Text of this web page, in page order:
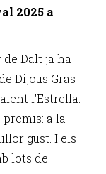
2025 a
Dalt ja ha
Dijous Gras
l'Estrella.
a la
gust. I els
lots de